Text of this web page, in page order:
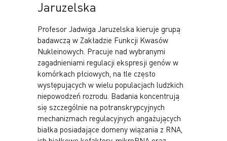
Jaruzelska
Profesor Jadwiga Jaruzelska kieruje grupą
badawczą w Zakładzie Funkcji Kwasów
Nukleinowych. Pracuje nad wybranymi
zagadnieniami regulacji ekspresji genów w
komórkach płciowych, na tle często
występujących w wielu populacjach ludzkich
niepowodzeń rozrodu. Badania koncentrują
się szczególnie na potranskrypcyjnych
mechanizmach regulacyjnych angażujących
białka posiadające domeny wiązania z RNA,